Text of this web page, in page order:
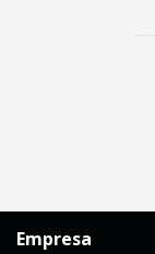
Empresa